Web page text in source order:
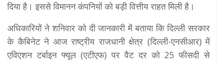
दिया है। इससे विमानन कंपनियों को बड़ी वित्तीय राहत मिली है।
अधिकारियों ने शनिवार को दी जानकारी में बताया कि दिल्ली सरकार
के कैबिनेट ने आज राष्ट्रीय राजधानी क्षेत्र (दिल्ली-एनसीआर) में
एविएशन टर्बाइन फ्यूल (एटीएफ) पर वैट दर को 25 फीसदी से